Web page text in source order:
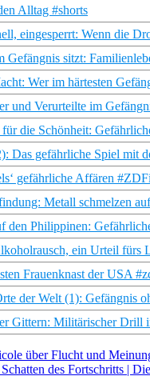
Alltag #shorts
eingesperrt: Wenn die
Gefängnis sitzt:
Wer im härtesten
und Verurteilte im
für die Schönheit:
Das gefährliche Spiel mit
gefährliche Affären
Metall schmelzen
den Philippinen:
ein Urteil fürs
Frauenknast der USA
der Welt (1): Gefängnis
Gittern: Militärischer Drill
über Flucht und
des Fortschritts |